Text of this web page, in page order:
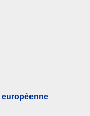
1999-11-27
de